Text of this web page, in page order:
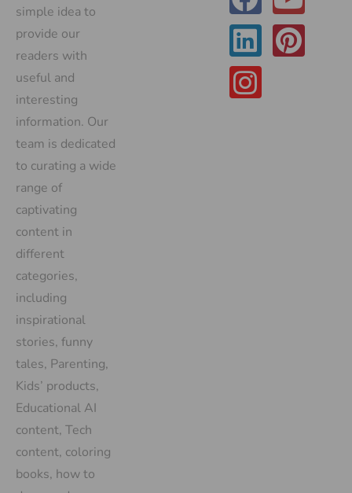
simple idea to
provide our
readers with
useful and
interesting
information. Our
team is dedicated
to curating a wide
range of
captivating
content in
different
categories,
including
inspirational
stories, funny
tales, Parenting,
Kids’ products,
Educational AI
content, Tech
content, coloring
books, how to